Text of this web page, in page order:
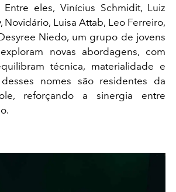
Entre eles, Vinícius Schmidit, Luiz
Novidário, Luisa Attab, Leo Ferreiro,
Niedo, um grupo de jovens
novas abordagens, com
técnica, materialidade e
nomes são residentes da
reforçando a sinergia entre